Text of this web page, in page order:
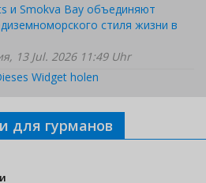
и Smokva Bay объединяют
стиля жизни в
13 Jul. 2026 11:49 Uhr
Widget holen
для гурманов